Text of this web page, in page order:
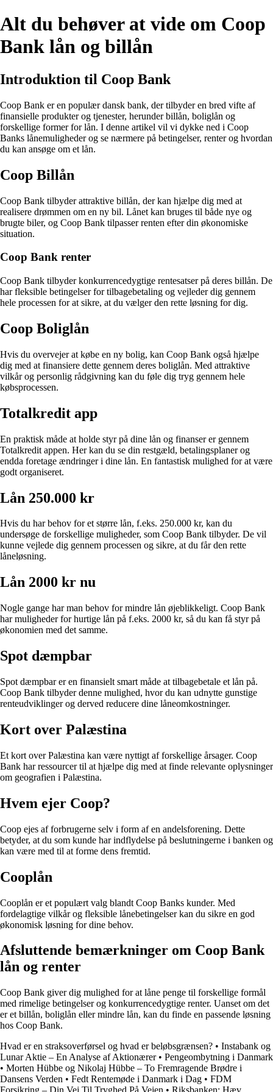
Alt du behøver at vide om Coop
Bank lån og billån
Introduktion til Coop Bank
Coop Bank er en populær dansk bank, der tilbyder en bred vifte af
finansielle produkter og tjenester, herunder billån, boliglån og
forskellige former for lån. I denne artikel vil vi dykke ned i Coop
Banks lånemuligheder og se nærmere på betingelser, renter og hvordan
du kan ansøge om et lån.
Coop Billån
Coop Bank tilbyder attraktive billån, der kan hjælpe dig med at
realisere drømmen om en ny bil. Lånet kan bruges til både nye og
brugte biler, og Coop Bank tilpasser renten efter din økonomiske
situation.
Coop Bank renter
Coop Bank tilbyder konkurrencedygtige rentesatser på deres billån. De
har fleksible betingelser for tilbagebetaling og vejleder dig gennem
hele processen for at sikre, at du vælger den rette løsning for dig.
Coop Boliglån
Hvis du overvejer at købe en ny bolig, kan Coop Bank også hjælpe
dig med at finansiere dette gennem deres boliglån. Med attraktive
vilkår og personlig rådgivning kan du føle dig tryg gennem hele
købsprocessen.
Totalkredit app
En praktisk måde at holde styr på dine lån og finanser er gennem
Totalkredit appen. Her kan du se din restgæld, betalingsplaner og
endda foretage ændringer i dine lån. En fantastisk mulighed for at være
godt organiseret.
Lån 250.000 kr
Hvis du har behov for et større lån, f.eks. 250.000 kr, kan du
undersøge de forskellige muligheder, som Coop Bank tilbyder. De vil
kunne vejlede dig gennem processen og sikre, at du får den rette
låneløsning.
Lån 2000 kr nu
Nogle gange har man behov for mindre lån øjeblikkeligt. Coop Bank
har muligheder for hurtige lån på f.eks. 2000 kr, så du kan få styr på
økonomien med det samme.
Spot dæmpbar
Spot dæmpbar er en finansielt smart måde at tilbagebetale et lån på.
Coop Bank tilbyder denne mulighed, hvor du kan udnytte gunstige
renteudviklinger og derved reducere dine låneomkostninger.
Kort over Palæstina
Et kort over Palæstina kan være nyttigt af forskellige årsager. Coop
Bank har ressourcer til at hjælpe dig med at finde relevante oplysninger
om geografien i Palæstina.
Hvem ejer Coop?
Coop ejes af forbrugerne selv i form af en andelsforening. Dette
betyder, at du som kunde har indflydelse på beslutningerne i banken og
kan være med til at forme dens fremtid.
Cooplån
Cooplån er et populært valg blandt Coop Banks kunder. Med
fordelagtige vilkår og fleksible lånebetingelser kan du sikre en god
økonomisk løsning for dine behov.
Afsluttende bemærkninger om Coop Bank
lån og renter
Coop Bank giver dig mulighed for at låne penge til forskellige formål
med rimelige betingelser og konkurrencedygtige renter. Uanset om det
er et billån, boliglån eller mindre lån, kan du finde en passende løsning
hos Coop Bank.
Hvad er en straksoverførsel og hvad er beløbsgrænsen? • Instabank og
Lunar Aktie – En Analyse af Aktionærer• Pengeombytning i Danmark
• Morten Hübbe og Nikolaj Hübbe – To Fremragende Brødre i
Dansens Verden • Fedt Rentemøde i Danmark i Dag • FDM